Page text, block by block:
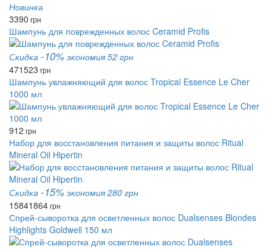
Новинка
3390 грн
Шампунь для поврежденных волос Ceramid Profis
Скидка -10% экономия 52 грн
471523 грн
Шампунь увлажняющий для волос Tropical Essence Le Cher
1000 мл
912 грн
Набор для восстановления питания и защиты волос Ritual
Mineral Oil Hipertin
Скидка -15% экономия 280 грн
15841864грн
Спрей-сыворотка для осветленных волос Dualsenses Blondes
Highlights Goldwell 150 мл